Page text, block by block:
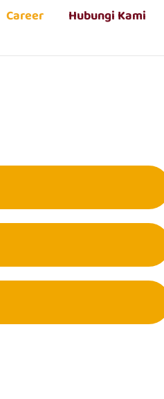
Career Hubungi Kami